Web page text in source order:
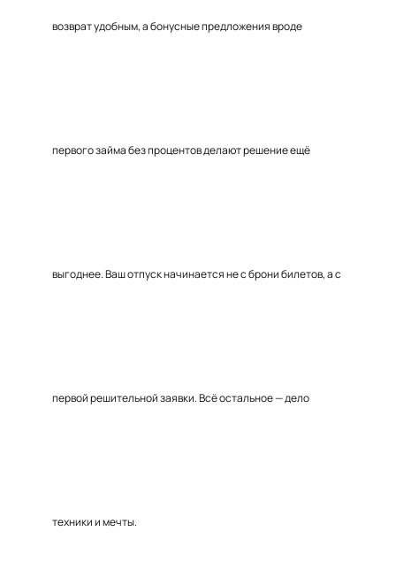
возврат удобным, а бонусные предложения вроде
первого займа без процентов делают решение ещё
выгоднее. Ваш отпуск начинается не с брони билетов, а с
первой решительной заявки. Всё остальное — дело
техники и мечты.